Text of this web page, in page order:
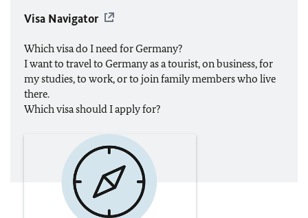
Visa Navigator
Which visa do I need for Germany?
I want to travel to Germany as a tourist, on business, for
my studies, to work, or to join family members who live
there.
Which visa should I apply for?